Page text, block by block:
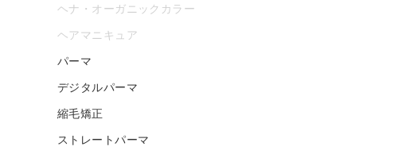
ヘナ・オーガニックカラー
ヘアマニキュア
パーマ
デジタルパーマ
縮毛矯正
ストレートパーマ